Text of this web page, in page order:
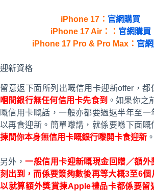
iPhone 17 ： 官網購買
iPhone 17 Air：： 官網購買
iPhone 17 Pro & Pro Max： 官
迎新資格
留意返下面所列出嘅信用卡迎新offer，都
嗰間銀行無任何信用卡先食到 。如果你之
嘅信用卡嘅話，一般亦都要過返半年至一
以再食迎新。簡單嚟講，就係要喺下面嘅
揀間你本身無信用卡嘅銀行嚟開卡食迎新 。
另外，一般信用卡迎新嘅現金回贈／額外
刻出到，而係要簽夠數後再等大概3至6個
以就算額外獎賞揀Apple禮品卡都係要留